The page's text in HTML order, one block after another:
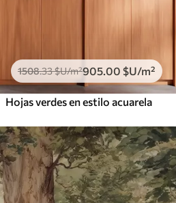
1508.33$U/m²905 .00 $U/m²
Hojas verdes en estilo acuarela